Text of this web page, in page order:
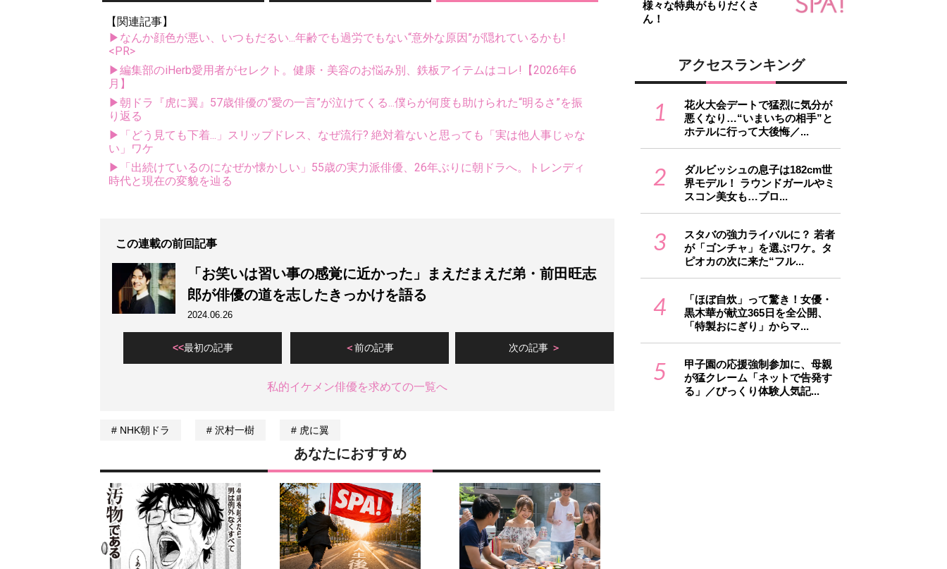
【関連記事】
▶なんか顔色が悪い、いつもだるい...年齢でも過労でもない“意外な原因”が隠れているかも!
<PR>
▶編集部のiHerb愛用者がセレクト。健康・美容のお悩み別、鉄板アイテムはコレ!【2026年6
月】
▶朝ドラ『虎に翼』57歳俳優の“愛の一言”が泣けてくる...僕らが何度も助けられた“明るさ”を振
り返る
▶「どう見ても下着...」スリップドレス、なぜ流行? 絶対着ないと思っても「実は他人事じゃな
い」ワケ
▶「出続けているのになぜか懐かしい」55歳の実力派俳優、26年ぶりに朝ドラへ。トレンディ
時代と現在の変貌を辿る
この連載の前回記事
「お笑いは習い事の感覚に近かった」まえだまえだ弟・前田旺志
郎が俳優の道を志したきっかけを語る
2024.06.26
最初の記事 前の記事 次の記事
私的イケメン俳優を求めての一覧へ
NHK朝ドラ 沢村一樹 虎に翼
あなたにおすすめ
様々な特典がもりだくさ
ん！
アクセスランキング
1
花火大会デートで猛烈に気分が
悪くなり…“いまいちの相手”と
ホテルに行って大後悔／...
2
ダルビッシュの息子は182cm世
界モデル！ ラウンドガールやミ
スコン美女も…プロ...
3
スタバの強力ライバルに？ 若者
が「ゴンチャ」を選ぶワケ。タ
ピオカの次に来た“フル...
4
「ほぼ自炊」って驚き！女優・
黒木華が献立365日を全公開、
「特製おにぎり」からマ...
5
甲子園の応援強制参加に、母親
が猛クレーム「ネットで告発す
る」／びっくり体験人気記...